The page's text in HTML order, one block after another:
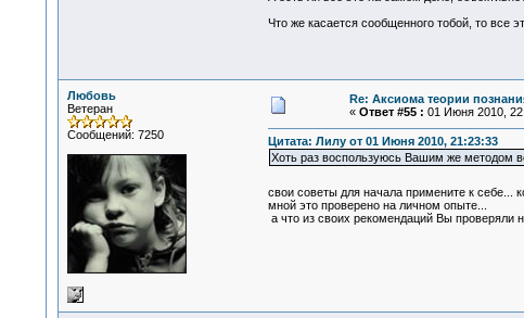
Что же касается сообщенного тобой, то все
Любовь
Ветеран
Сообщений: 7250
Re: Аксиома теории
« Ответ #55 : 01 Июня 2010,
Цитата: Лилу от 01 Июня 2010, 21:23:33
Хоть раз воспользуюсь Вашим же методом
свои советы для начала примените к себе...
мной это проверено на личном опыте...
а что из своих рекомендаций Вы проверяли